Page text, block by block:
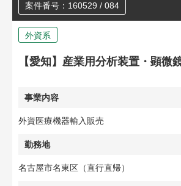
案件番号：160529 / 084
外資系
【愛知】産業用分析装置・顕微
事業内容
外資医療機器輸入販売
勤務地
名古屋市名東区（直行直帰）